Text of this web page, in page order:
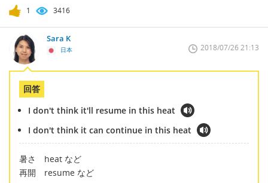
1 3416
Sara K
日本 2018/07/26 21:13
回答
I don't think it'll resume in this heat
I don't think it can continue in this heat
暑さ heat など
再開 resume など